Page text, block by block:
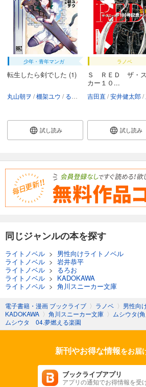
少年・青年マンガ
転生したら剣でした (1)
丸山朝ヲ 棚架ユウ るろお
試し読み
ラノベ
Ｓ ＲＥＤ ザ・
カー１０...
吉田直 安井健太郎
試し読み
同じジャンルの本を探す
ライトノベル > 男性向けライトノベル
ライトノベル > 岩井恭平
ライトノベル > るろお
ライトノベル > KADOKAWA
ライトノベル > 角川スニーカー文庫
電子書籍・漫画 ブックライブ 〉 ラノベ 〉 男性向
KADOKAWA 〉 角川スニーカー文庫 〉 ムシウタ(
ムシウタ 04.夢燃える楽園
新刊やお得な情報をお届
ブックライブアプリ
アプリの通知でお得情報を受